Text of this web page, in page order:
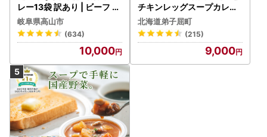
レー13袋 訳あり | ビーフ レ
トルト 訳あり DC006-CP
01 FN-Limited-VO
岐阜県高山市
(634)
10,000
チキンレッグスープカレー
4個 3739
北海道弟子屈町
(215)
9,000